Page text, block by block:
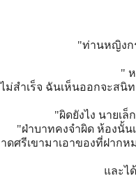
"ท่านหญิงก
"
ม่สำเร็จ ฉันเห็นออกจะสนิ
"ผิดยังไง นายเ
"ฝ่าบาทคงจำผิด ห้องนั้น
ดศรีเขามาเอาของที่ฝาก
และไ